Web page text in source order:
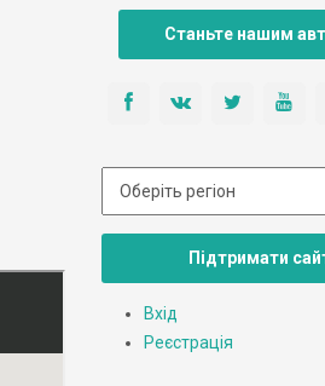
Станьте нашим
Підтримати
Вхід
Реєстрація